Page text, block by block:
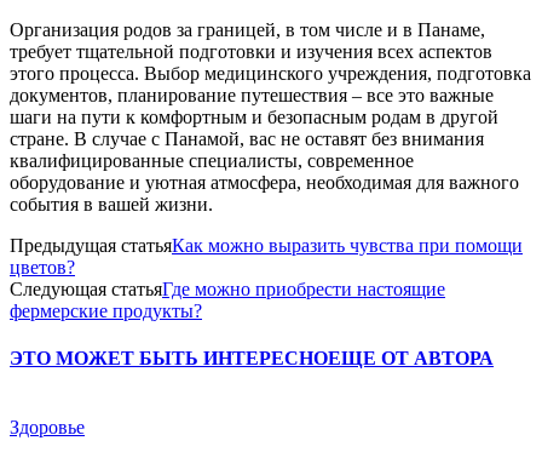
Организация родов за границей, в том числе и в Панаме,
требует тщательной подготовки и изучения всех аспектов
этого процесса. Выбор медицинского учреждения, подготовка
документов, планирование путешествия – все это важные
шаги на пути к комфортным и безопасным родам в другой
стране. В случае с Панамой, вас не оставят без внимания
квалифицированные специалисты, современное
оборудование и уютная атмосфера, необходимая для важного
события в вашей жизни.
Предыдущая статьяКак можно выразить чувства при помощи
цветов?
Следующая статьяГде можно приобрести настоящие
фермерские продукты?
ЭТО МОЖЕТ БЫТЬ ИНТЕРЕСНОЕЩЕ ОТ АВТОРА
Здоровье